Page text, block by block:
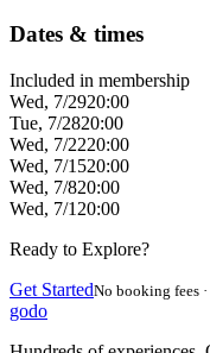
Dates & times
Included in membership
Wed, 7/2920:00
Tue, 7/2820:00
Wed, 7/2220:00
Wed, 7/1520:00
Wed, 7/820:00
Wed, 7/1 20:00
Ready to Explore?
Get StartedNo booking fees
godo